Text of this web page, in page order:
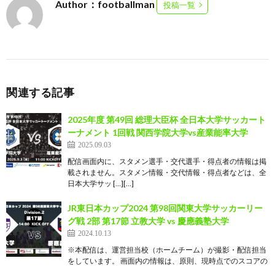
Author：footballman 投稿一覧
関連する記事
2025年度 第49回 総理大臣杯 全日本大学サッカート
ーナメント 1回戦 関西学院大学vs産業能率大学
2025.09.03
配信画面内に、スタメン選手・交代選手・得点者の情報は掲
載されません。スタメン情報・交代情報・得点者などは、全
日本大学サッ […][…]
JR東日本カップ2024 第98回関東大学サッカーリー
グ戦 2部 第17節 立教大学 vs 慶應義塾大学
2024.10.13
※本配信は、運営担当校（ホームチーム）が撮影・配信担当
をしています。 画面内の情報は、原則、現時点でのスコアの